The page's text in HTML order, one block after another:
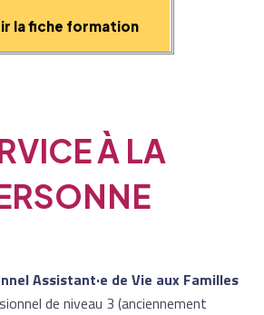
la fiche formation
À LA
Assistant·e de Vie aux Familles
de niveau 3 (anciennement